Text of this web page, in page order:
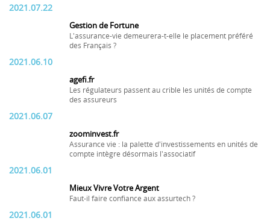
2021.07.22
Gestion de Fortune
L'assurance-vie demeurera-t-elle le placement préféré
des Français ?
2021.06.10
agefi.fr
Les régulateurs passent au crible les unités de compte
des assureurs
2021.06.07
zoominvest.fr
Assurance vie : la palette d'investissements en unités de
compte intègre désormais l'associatif
2021.06.01
Mieux Vivre Votre Argent
Faut-il faire confiance aux assurtech ?
2021.06.01